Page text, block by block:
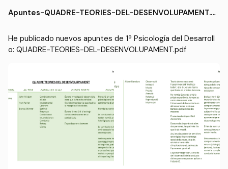
Apuntes-QUADRE-TEORIES-DEL-DESENVOLUPAMENT.p
He publicado nuevos apuntes de 1º Psicología del Desarroll
o: QUADRE-TEORIES-DEL-DESENVOLUPAMENT.pdf